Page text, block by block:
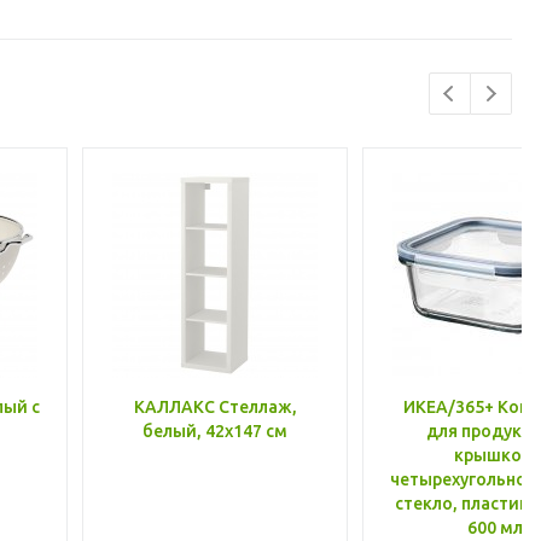
с
КАЛЛАКС Стеллаж,
белый, 42x147 см
ИКЕА/365+
для
крышкой,
стекло, пластик
600 мл